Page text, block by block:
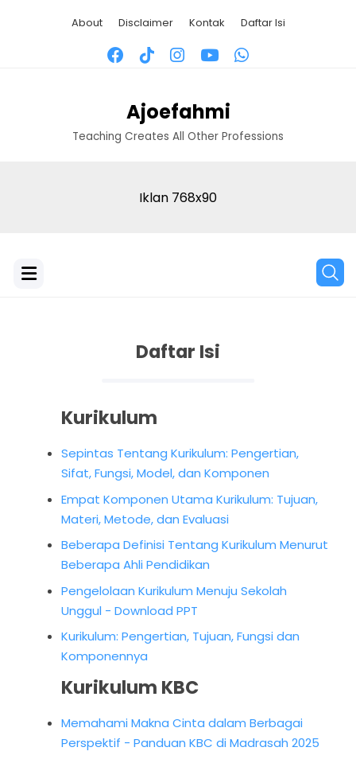
About Disclaimer Kontak Daftar Isi
Ajoefahmi
Teaching Creates All Other Professions
Iklan 768x90
Daftar Isi
Kurikulum
Sepintas Tentang Kurikulum: Pengertian,
Sifat, Fungsi, Model, dan Komponen
Empat Komponen Utama Kurikulum: Tujuan,
Materi, Metode, dan Evaluasi
Beberapa Definisi Tentang Kurikulum Menurut
Beberapa Ahli Pendidikan
Pengelolaan Kurikulum Menuju Sekolah
Unggul - Download PPT
Kurikulum: Pengertian, Tujuan, Fungsi dan
Komponennya
Kurikulum KBC
Memahami Makna Cinta dalam Berbagai
Perspektif - Panduan KBC di Madrasah 2025